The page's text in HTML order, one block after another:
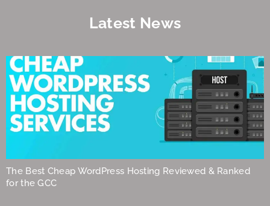
Latest News
The Best Cheap WordPress Hosting Reviewed & Ranked
for the GCC